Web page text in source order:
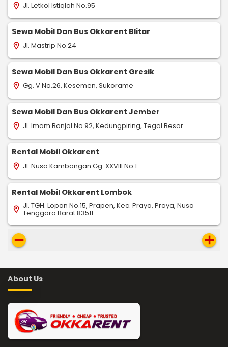
location_on Jl. Letkol Istiqlah No.95
Sewa Mobil Dan Bus Okkarent Blitar
location_on Jl. Mastrip No.24
Sewa Mobil Dan Bus Okkarent Gresik
location_on Gg. V No.26, Kesemen, Sukorame
Sewa Mobil Dan Bus Okkarent Jember
location_on Jl. Imam Bonjol No.92, Kedungpiring, Tegal Besar
Rental Mobil Okkarent
location_on Jl. Nusa Kambangan Gg. XXVIII No.1
Rental Mobil Okkarent Lombok
location_on Jl. TGH. Lopan No.15, Prapen, Kec. Praya, Praya, Nusa
Tenggara Barat 83511
remove add
About Us